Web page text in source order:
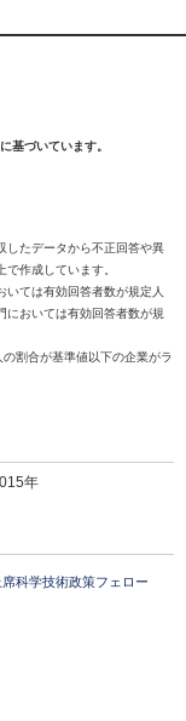
基づいています。
したデータから不正回答や異
作成しています。
ては有効回答者数が規定人
においては有効回答者数が規
割合が基準値以下の企業がラ
年
科学技術政策フェロー